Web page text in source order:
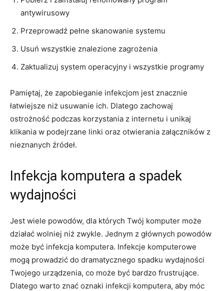
antywirusowy
Przeprowadź pełne skanowanie‍ systemu
Usuń ‌wszystkie znalezione zagrożenia
Zaktualizuj system operacyjny i wszystkie programy
Pamiętaj, że zapobieganie infekcjom⁣ jest⁢ znacznie
łatwiejsze niż usuwanie ich. Dlatego zachowaj
ostrożność⁢ podczas korzystania z internetu i unikaj
klikania w podejrzane linki oraz otwierania załączników z
nieznanych ⁣źródeł.
Infekcja komputera a spadek‍
wydajności
Jest wiele powodów, dla których Twój komputer może
działać wolniej ‌niż zwykle. Jednym z głównych powodów
może być infekcja komputera. Infekcje komputerowe
mogą prowadzić do dramatycznego spadku wydajności
Twojego urządzenia, co może być bardzo frustrujące.
Dlatego warto znać oznaki infekcji komputera, aby móc